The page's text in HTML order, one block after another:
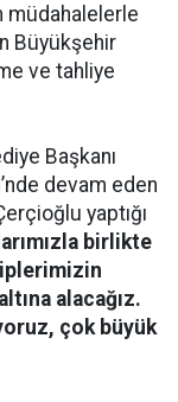
müdahalelerle
Büyükşehir
ve tahliye
Başkanı
devam eden
yaptığı
birlikte
alacağız.
çok büyük